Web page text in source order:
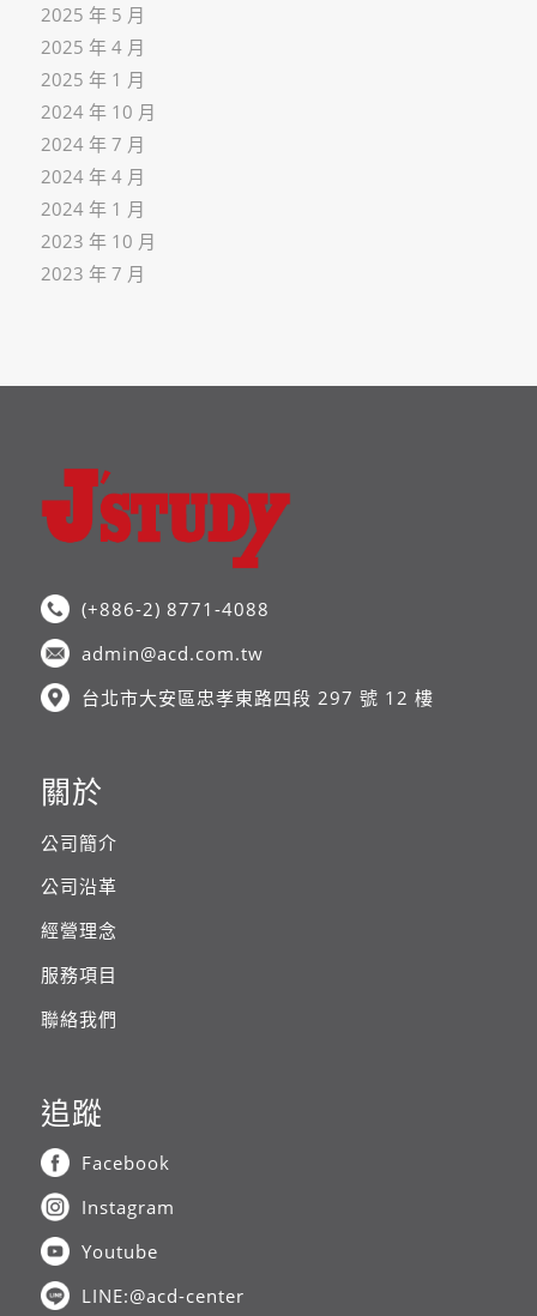
2025 年 5 月
2025 年 4 月
2025 年 1 月
2024 年 10 月
2024 年 7 月
2024 年 4 月
2024 年 1 月
2023 年 10 月
2023 年 7 月
(+886-2) 8771-4088
admin@acd.com.tw
台北市大安區忠孝東路四段 297 號 12 樓
關於
公司簡介
公司沿革
經營理念
服務項目
聯絡我們
追蹤
Facebook
Instagram
Youtube
LINE:@acd-center